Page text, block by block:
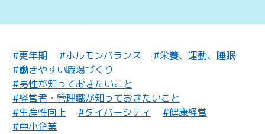
#更年期 #ホルモンバランス
#栄養、運動、睡眠
#働きやすい職場づくり
#男性が知っておきたいこと
#経営者・管理職が知っておきたいこと
#生産性向上
#ダイバーシティ
#健康経営
#中小企業